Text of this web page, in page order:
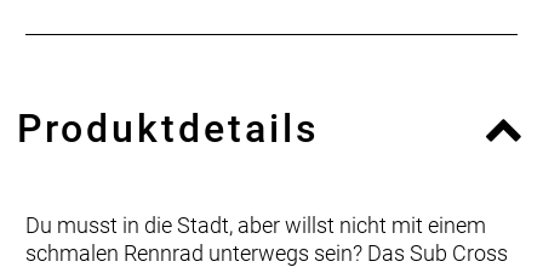
Produktdetails
Du musst in die Stadt, aber willst nicht mit einem
schmalen Rennrad unterwegs sein? Das Sub Cross